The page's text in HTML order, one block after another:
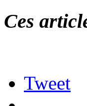
Ces
Tweet